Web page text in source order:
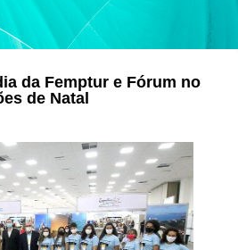
da Femptur e Fórum no
de Natal